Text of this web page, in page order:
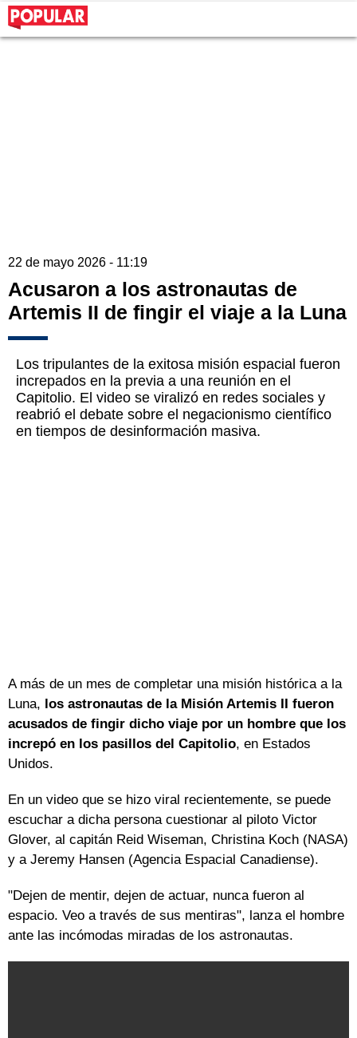
22 de mayo 2026 - 11:19
Acusaron a los astronautas de
Artemis II de fingir el viaje a la Luna
Los tripulantes de la exitosa misión espacial fueron
increpados en la previa a una reunión en el
Capitolio. El video se viralizó en redes sociales y
reabrió el debate sobre el negacionismo científico
en tiempos de desinformación masiva.
A más de un mes de completar una misión histórica a la
Luna, los astronautas de la Misión Artemis II fueron
acusados de fingir dicho viaje por un hombre que los
increpó en los pasillos del Capitolio, en Estados
Unidos.
En un video que se hizo viral recientemente, se puede
escuchar a dicha persona cuestionar al piloto Victor
Glover, al capitán Reid Wiseman, Christina Koch (NASA)
y a Jeremy Hansen (Agencia Espacial Canadiense).
"Dejen de mentir, dejen de actuar, nunca fueron al
espacio. Veo a través de sus mentiras", lanza el hombre
ante las incómodas miradas de los astronautas.